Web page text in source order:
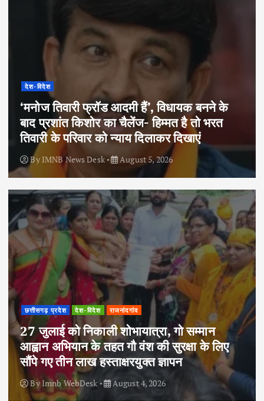
देश-विदेश
‘मनोज तिवारी फ्रॉड आदमी हैं’, विधायक बनने के
बाद प्रशांत किशोर का चैलेंज- हिम्मत है तो भरत
तिवारी के परिवार को न्याय दिलाकर दिखाएं
By IMNB News Desk August 5, 2026
छत्तीसगढ़ प्रदेश देश-विदेश राजनांदगांव
27 जुलाई को निकाली शोभायात्रा, गो सम्मान
आह्वान अभियान के तहत गौ वंश की सुरक्षा के लिए
सौंपे गए तीन लाख हस्ताक्षरयुक्त ज्ञापन
ByImnb WebDesk August 4, 2026